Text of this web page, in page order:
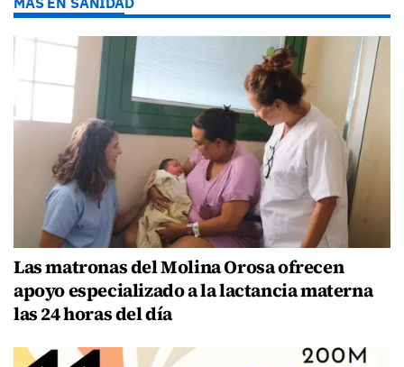
Las matronas del Molina Orosa ofrecen
apoyo especializado a la lactancia materna
las 24 horas del día